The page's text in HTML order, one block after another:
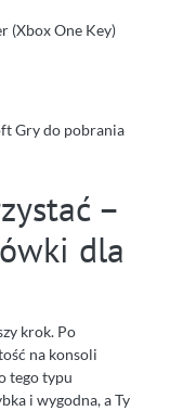
(Xbox One Key)
Gry do pobrania
–
dla
krok. Po
na konsoli
tego typu
i wygodna, a Ty